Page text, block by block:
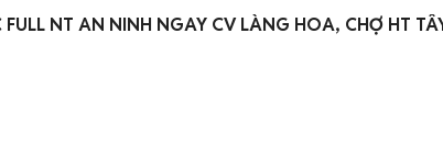
NT AN NINH NGAY CV LÀNG HOA, CHỢ HT